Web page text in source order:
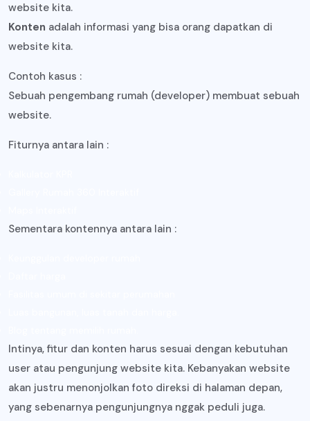
website kita.
Konten adalah informasi yang bisa orang dapatkan di
website kita.
Contoh kasus :
Sebuah pengembang rumah (developer) membuat sebuah
website.
Fiturnya antara lain :
Sementara kontennya antara lain :
Intinya, fitur dan konten harus sesuai dengan kebutuhan
user atau pengunjung website kita. Kebanyakan website
akan justru menonjolkan foto direksi di halaman depan,
yang sebenarnya pengunjungnya nggak peduli juga.